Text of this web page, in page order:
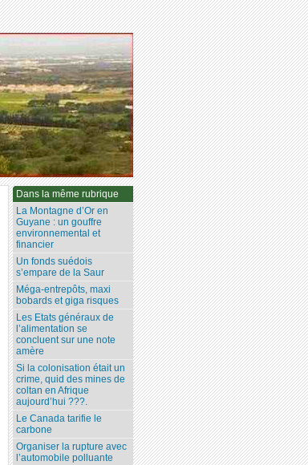
Dans la même rubrique
La Montagne d’Or en
Guyane : un gouffre
environnemental et
financier
Un fonds suédois
s’empare de la Saur
Méga-entrepôts, maxi
bobards et giga risques
Les Etats généraux de
l’alimentation se
concluent sur une note
amère
Si la colonisation était un
crime, quid des mines de
coltan en Afrique
aujourd’hui ???.
Le Canada tarifie le
carbone
Organiser la rupture avec
l’automobile polluante